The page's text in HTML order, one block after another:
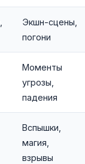
Экшн-сцены,
погони
Моменты
угрозы,
падения
Вспышки,
магия,
взрывы